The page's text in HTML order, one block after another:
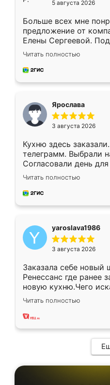
5 августа 2026
Больше всех мне
предложение от
Елены Сергеевой.
короткие сроки
для замера сотрудник
предложил по моему
Читать полностью
Ярослава
3 августа 2026
Кухню здесь
телеграмм. Выбрали
Согласовали день
недели кухня была
довольны работой.
мебель за
Читать полностью
yaroslava1986
3 августа 2026
Заказала себе новый
Ренессанс где ранее
новую кухню.Чего
вполне довольна.
два года, нареканий
Читать полностью